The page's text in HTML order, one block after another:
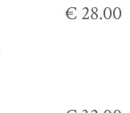
€ 28.00